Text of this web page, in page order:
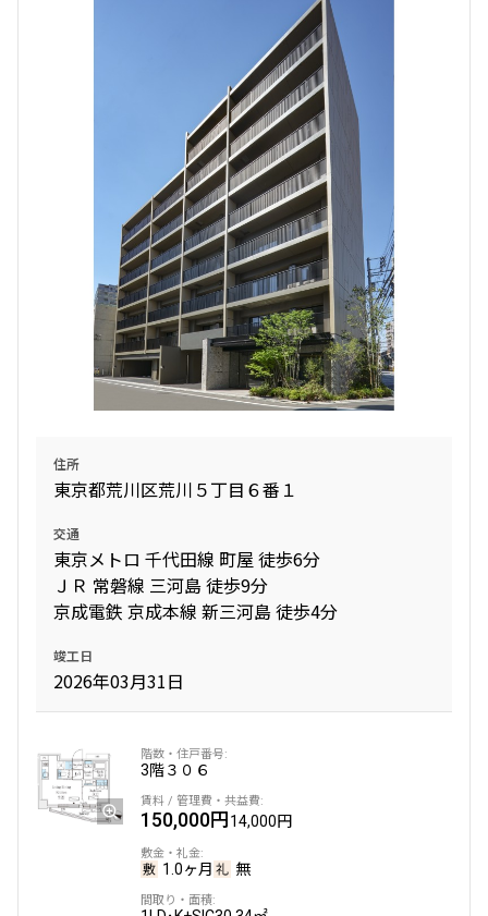
502
164,000円15,000円
1.0ヶ月 無
1LDK+WIC33.02㎡
新築 三井の賃貸 フリーレント
お問合せ 追加
165,000円
1.0ヶ月 無
1LDK+WIC33.02㎡
7階703
165,000円 15,000円
1.0ヶ月 無
住所
東京都荒川区荒川５丁目６番１
交通
東京メトロ 千代田線 町屋 徒歩6分
ＪＲ 常磐線 三河島 徒歩9分
京成電鉄 京成本線 新三河島 徒歩4分
竣工日
2026年03月31日
3階３０６
150,000円14,000円
1.0ヶ月 無